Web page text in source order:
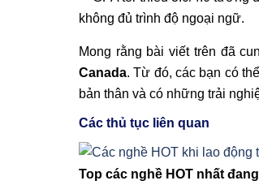
không đủ trình độ ngoại ngữ.
Mong rằng bài viết trên đã
Canada. Từ đó, các bạn có
bản thân và có những trải
Các thủ tục liên quan
Top các nghề HOT nhất